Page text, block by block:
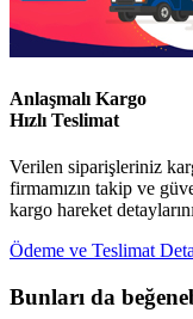
Anlaşmalı Kargo
Hızlı Teslimat
Verilen siparişleriniz
firmamızın takip ve
kargo hareket
Ödeme ve Teslimat
Bunları da